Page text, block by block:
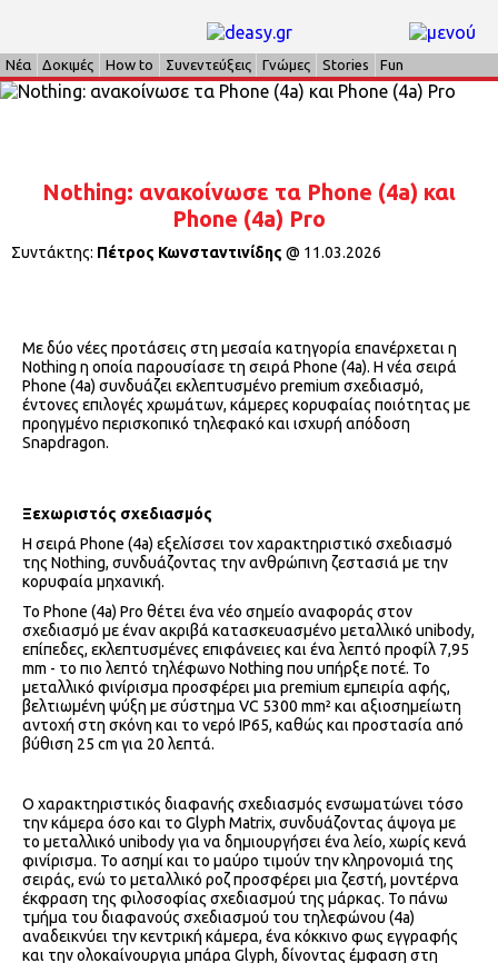
Νέα Δοκιμές How to Συνεντεύξεις Γνώμες Stories Fun
Nothing: ανακοίνωσε τα Phone (4a) και
Phone (4a) Pro
Συντάκτης: Πέτρος Κωνσταντινίδης @ 11.03.2026
Με δύο νέες προτάσεις στη μεσαία κατηγορία επανέρχεται η
Nothing η οποία παρουσίασε τη σειρά Phone (4a). Η νέα σειρά
Phone (4a) συνδυάζει εκλεπτυσμένο premium σχεδιασμό,
έντονες επιλογές χρωμάτων, κάμερες κορυφαίας ποιότητας με
προηγμένο περισκοπικό τηλεφακό και ισχυρή απόδοση
Snapdragon.
Ξεχωριστός σχεδιασμός
Η σειρά Phone (4a) εξελίσσει τον χαρακτηριστικό σχεδιασμό
της Nothing, συνδυάζοντας την ανθρώπινη ζεστασιά με την
κορυφαία μηχανική.
Το Phone (4a) Pro θέτει ένα νέο σημείο αναφοράς στον
σχεδιασμό με έναν ακριβά κατασκευασμένο μεταλλικό unibody,
επίπεδες, εκλεπτυσμένες επιφάνειες και ένα λεπτό προφίλ 7,95
mm - το πιο λεπτό τηλέφωνο Nothing που υπήρξε ποτέ. Το
μεταλλικό φινίρισμα προσφέρει μια premium εμπειρία αφής,
βελτιωμένη ψύξη με σύστημα VC 5300 mm² και αξιοσημείωτη
αντοχή στη σκόνη και το νερό IP65, καθώς και προστασία από
βύθιση 25 cm για 20 λεπτά.
Ο χαρακτηριστικός διαφανής σχεδιασμός ενσωματώνει τόσο
την κάμερα όσο και το Glyph Matrix, συνδυάζοντας άψογα με
το μεταλλικό unibody για να δημιουργήσει ένα λείο, χωρίς κενά
φινίρισμα. Το ασημί και το μαύρο τιμούν την κληρονομιά της
σειράς, ενώ το μεταλλικό ροζ προσφέρει μια ζεστή, μοντέρνα
έκφραση της φιλοσοφίας σχεδιασμού της μάρκας. Το πάνω
τμήμα του διαφανούς σχεδιασμού του τηλεφώνου (4a)
αναδεικνύει την κεντρική κάμερα, ένα κόκκινο φως εγγραφής
και την ολοκαίνουργια μπάρα Glyph, δίνοντας έμφαση στη